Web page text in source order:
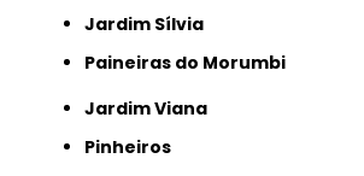
Jardim Sílvia
Paineiras do Morumbi
Jardim Viana
Pinheiros